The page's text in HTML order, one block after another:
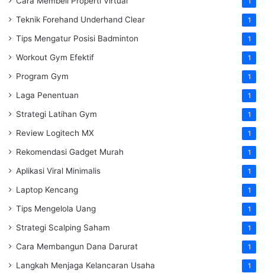
Teknik Forehand Underhand Clear 1
Tips Mengatur Posisi Badminton 1
Workout Gym Efektif 1
Program Gym 1
Laga Penentuan 1
Strategi Latihan Gym 1
Review Logitech MX 1
Rekomendasi Gadget Murah 1
Aplikasi Viral Minimalis 1
Laptop Kencang 1
Tips Mengelola Uang 1
Strategi Scalping Saham 1
Cara Membangun Dana Darurat 1
Langkah Menjaga Kelancaran Usaha 1